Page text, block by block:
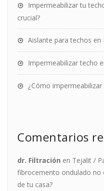
Impermeabilizar tu
crucial?
Aislante para techos en
Impermeabilizar techo
¿Cómo
Comentarios
dr. Filtración en Tejalit /
fibrocemento ondulado no
de tu casa?